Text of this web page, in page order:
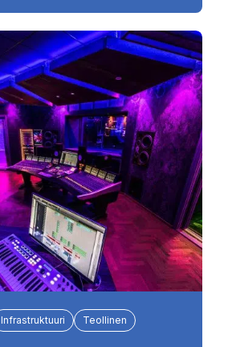
Infrastruktuuri Teollinen